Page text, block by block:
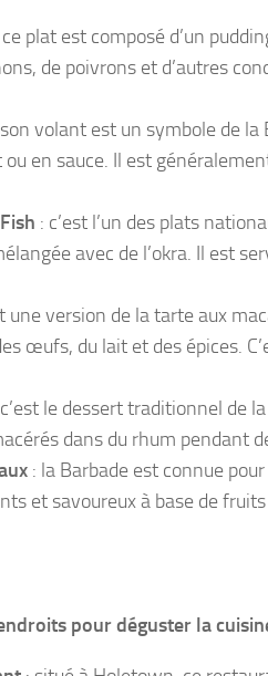
ce plat est composé d’un
de poivrons et d’autres
volant est un symbole de
en sauce. Il est
: c’est l’un des plats
avec de l’okra. Il est
une version de la tarte aux
œufs, du lait et des épices.
le dessert traditionnel de
dans du rhum pendant
: la Barbade est connue
et savoureux à base de
pour déguster la